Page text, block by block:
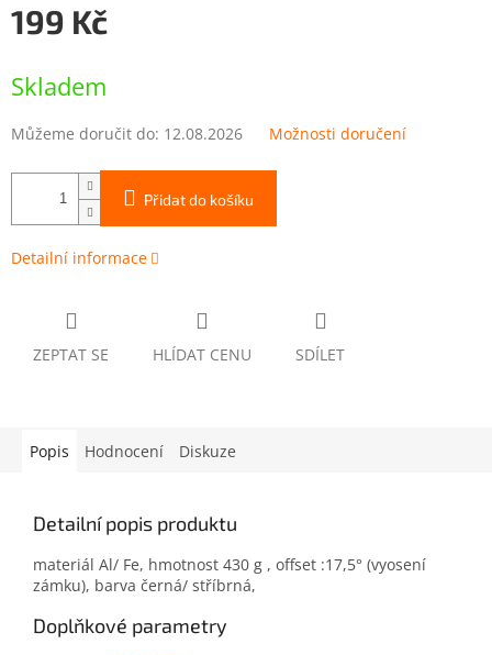
199 Kč
cena:
Skladem
Můžeme doručit do: 12.08.2026 Možnosti doručení
Přidat do košíku
Detailní informace
ZEPTAT SE HLÍDAT CENU SDÍLET
Popis Hodnocení Diskuze
Detailní popis produktu
materiál Al/ Fe, hmotnost 430 g , offset :17,5° (vyosení
zámku), barva černá/ stříbrná,
Doplňkové parametry